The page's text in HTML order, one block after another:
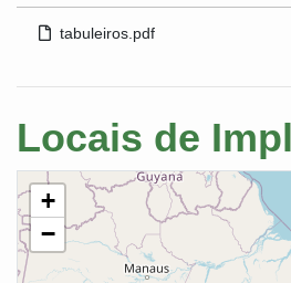
tabuleiros.pdf
Locais de
+
−